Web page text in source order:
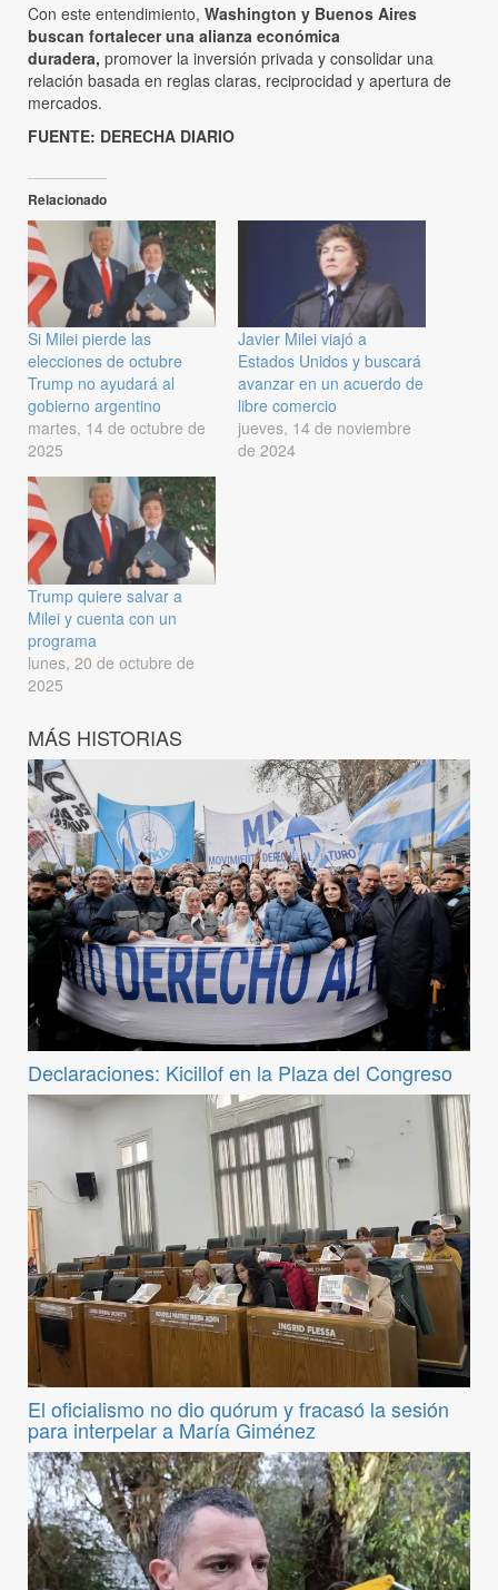
Con este entendimiento, Washington y Buenos Aires
buscan fortalecer una alianza económica
duradera, promover la inversión privada y consolidar una
relación basada en reglas claras, reciprocidad y apertura de
mercados.
FUENTE: DERECHA DIARIO
Relacionado
Si Milei pierde las
elecciones de octubre
Trump no ayudará al
gobierno argentino
martes, 14 de octubre de
2025
Javier Milei viajó a
Estados Unidos y buscará
avanzar en un acuerdo de
libre comercio
jueves, 14 de noviembre
de 2024
Trump quiere salvar a
Milei y cuenta con un
programa
lunes, 20 de octubre de
2025
MÁS HISTORIAS
Declaraciones: Kicillof en la Plaza del Congreso
El oficialismo no dio quórum y fracasó la sesión
para interpelar a María Giménez